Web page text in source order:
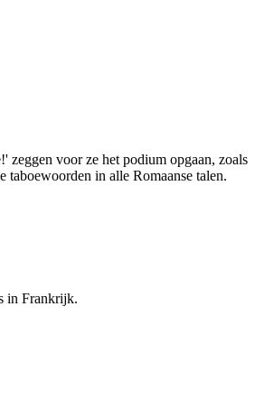
zeggen voor ze het podium opgaan, zoals
taboewoorden in alle Romaanse talen.
in Frankrijk.